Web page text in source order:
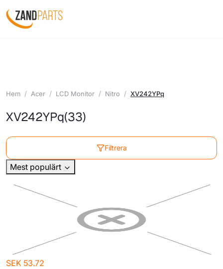
Hem Acer LCD Monitor Nitro XV242YPq
XV242YPq(33)
Filtrera
Mest populärt
SEK 53.72